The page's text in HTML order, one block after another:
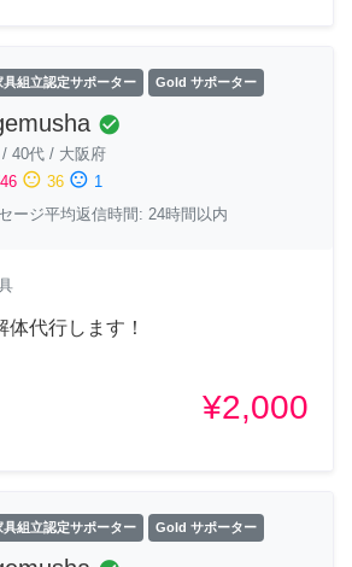
具組立認定サポーター Gold サポーター
check_circle
/ 40代 / 大阪府
sentiment_neutral 36 sentiment_dissatisfied 1
ージ平均返信時間: 24時間以内
代行します！
¥2,000
具組立認定サポーター Gold サポーター